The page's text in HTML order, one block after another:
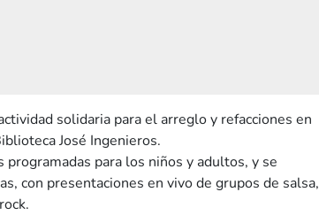
solidaria para el arreglo y refacciones en
José Ingenieros.
para los niños y adultos, y se
con presentaciones en vivo de grupos de salsa,